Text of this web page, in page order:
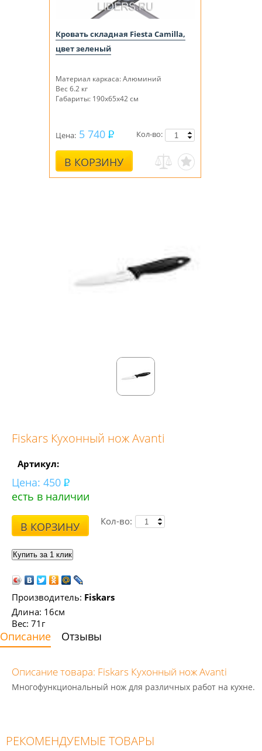
Кровать складная Fiesta Camilla,
цвет зеленый
Материал каркаса: Алюминий
Вес 6.2 кг
Габариты: 190х65х42 см
Цена: 5 740
В КОРЗИНУ
Кол-во:
Fiskars Кухонный нож Avanti
Артикул:
Цена: 450
есть в наличии
В КОРЗИНУ Кол-во:
Производитель: Fiskars
Длина: 16см
Вес: 71г
Описание Отзывы
Описание товара: Fiskars Кухонный нож Avanti
Многофункциональный нож для различных работ на кухне.
РЕКОМЕНДУЕМЫЕ ТОВАРЫ